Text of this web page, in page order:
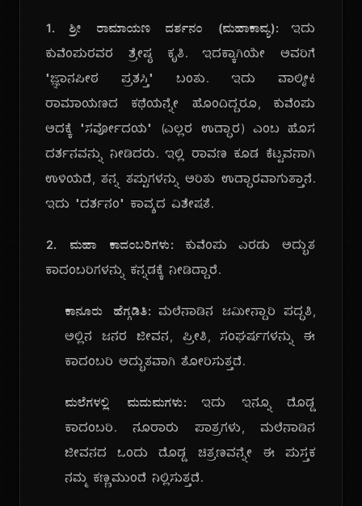
1. ಶ್ರೀ ರಾಮಾಯಣ ದರ್ಶನಂ (ಮಹಾಕಾವ್ಯ): ಇದು
ಕುವೆಂಪುರವರ ಶ್ರೇಷ್ಠ ಕೃತಿ. ಇದಕ್ಕಾಗಿಯೇ ಅವರಿಗೆ
"ಜ್ಞಾನಪೀಠ ಪ್ರಶಸ್ತಿ" ಬಂತು. ಇದು ವಾಲ್ಮೀಕಿ
ರಾಮಾಯಣದ ಕಥೆಯನ್ನೇ ಹೊಂದಿದ್ದರೂ, ಕುವೆಂಪು
ಅದಕ್ಕೆ "ಸರ್ವೋದಯ" (ಎಲ್ಲರ ಉದ್ಧಾರ) ಎಂಬ ಹೊಸ
ದರ್ಶನವನ್ನು ನೀಡಿದರು. ಇಲ್ಲಿ ರಾವಣ ಕೂಡ ಕೆಟ್ಟವನಾಗಿ
ಉಳಿಯದೆ, ತನ್ನ ತಪ್ಪುಗಳನ್ನು ಅರಿತು ಉದ್ಧಾರವಾಗುತ್ತಾನೆ.
ಇದು "ದರ್ಶನಂ" ಕಾವ್ಯದ ವಿಶೇಷತೆ.
2. ಮಹಾ ಕಾದಂಬರಿಗಳು: ಕುವೆಂಪು ಎರಡು ಅದ್ಭುತ
ಕಾದಂಬರಿಗಳನ್ನು ಕನ್ನಡಕ್ಕೆ ನೀಡಿದ್ದಾರೆ.
ಕಾನೂರು ಹೆಗ್ಗಡಿತಿ: ಮಲೆನಾಡಿನ ಜಮೀನ್ದಾರಿ ಪದ್ಧತಿ,
ಅಲ್ಲಿನ ಜನರ ಜೀವನ, ಪ್ರೀತಿ, ಸಂಘರ್ಷಗಳನ್ನು ಈ
ಕಾದಂಬರಿ ಅದ್ಭುತವಾಗಿ ತೋರಿಸುತ್ತದೆ.
ಮಲೆಗಳಲ್ಲಿ ಮದುಮಗಳು: ಇದು ಇನ್ನೂ ದೊಡ್ಡ
ಕಾದಂಬರಿ. ನೂರಾರು ಪಾತ್ರಗಳು, ಮಲೆನಾಡಿನ
ಜೀವನದ ಒಂದು ದೊಡ್ಡ ಚಿತ್ರಣವನ್ನೇ ಈ ಪುಸ್ತಕ
ನಮ್ಮ ಕಣ್ಣಮುಂದೆ ನಿಲ್ಲಿಸುತ್ತದೆ.